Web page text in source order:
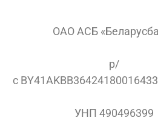
ОАО АСБ
р/
с
УНП 490496399